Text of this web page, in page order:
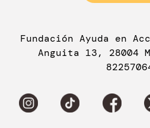
Fundación Ayuda en
Anguita 13, 28004